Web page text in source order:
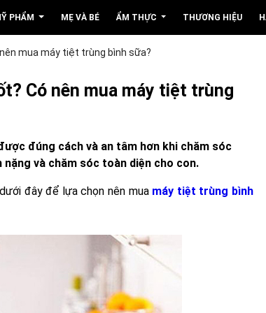
PHẨM MẸ VÀ BÉ ẨM THỰC THƯƠNG HIỆU
mua máy tiệt trùng bình sữa?
Có nên mua máy tiệt trùng
đúng cách và an tâm hơn khi chăm sóc
và chăm sóc toàn diện cho con.
đây để lựa chọn nên mua máy tiệt trùng bình